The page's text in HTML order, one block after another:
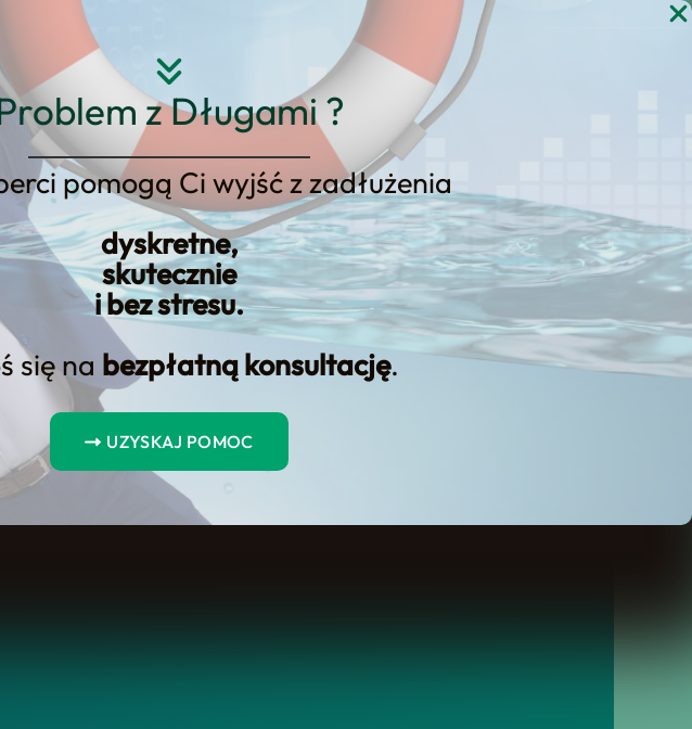
z Długami ?
pomogą Ci wyjść z zadłużenia
dyskretne,
skutecznie
i bez stresu.
się na bezpłatną konsultację.
UZYSKAJ POMOC
O nas Kontakt KONSULTACJA
nastawionym na wynik: diagnoza sytuacji,
Dlatego od początku dostajesz opiekę doradcy